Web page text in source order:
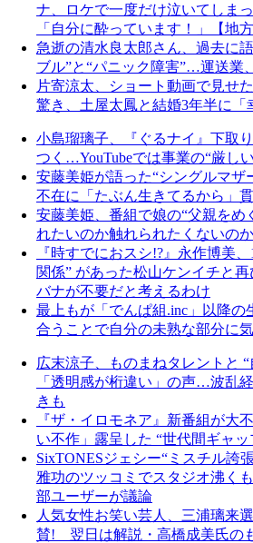
ナ、ロケで一度だけ泣いてしま
「自分に酔っています！」【地方
急逝の清水良太郎さん、過去に
ブル”と“パニック障害”…運送業
片寄涼太、ショート動画で見せ
驚き、土屋太鳳と結婚3年半に「
小島瑠璃子、『ぐるナイ』下取
つく…YouTubeでは事業の“厳し
安藤美姫が語った“シングルマ
不在に「たぶん生きてるから」
安藤美姫、番組で娘の“父親をめ
れたいのか触れられたくないの
『時すでにおスシ!?』永作博美
関係” があった松山ケンイチと
バナが不要だと考えるわけ
最上もが「でんぱ組.inc」以降の
合うことで自分の未熟な部分に気
広末涼子、ものまねタレントと
「透明感が桁違い」の声…波乱
きも
『ザ・イロモネア』新番組が大
い不作」露呈した “世代間ギャッ
SixTONESジェシー“ミスチル誇
雅功のツッコミでスタジオ沸く
部ユーザーが議論
人気女性お笑い芸人、三浦璃来
賛! 翌日は解説・高橋成美氏の